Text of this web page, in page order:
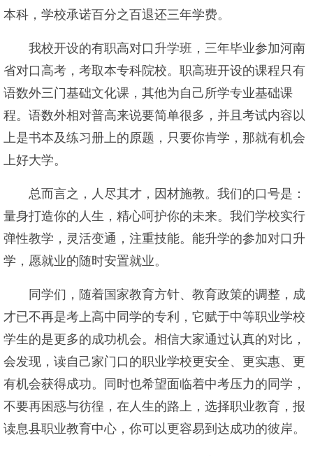
本科，学校承诺百分之百退还三年学费。
我校开设的有职高对口升学班，三年毕业参加河南
省对口高考，考取本专科院校。职高班开设的课程只有
语数外三门基础文化课，其他为自己所学专业基础课
程。语数外相对普高来说要简单很多，并且考试内容以
上是书本及练习册上的原题，只要你肯学，那就有机会
上好大学。
总而言之，人尽其才，因材施教。我们的口号是：
量身打造你的人生，精心呵护你的未来。我们学校实行
弹性教学，灵活变通，注重技能。能升学的参加对口升
学，愿就业的随时安置就业。
同学们，随着国家教育方针、教育政策的调整，成
才已不再是考上高中同学的专利，它赋于中等职业学校
学生的是更多的成功机会。相信大家通过认真的对比，
会发现，读自己家门口的职业学校更安全、更实惠、更
有机会获得成功。同时也希望面临着中考压力的同学，
不要再困惑与彷徨，在人生的路上，选择职业教育，报
读息县职业教育中心，你可以更容易到达成功的彼岸。